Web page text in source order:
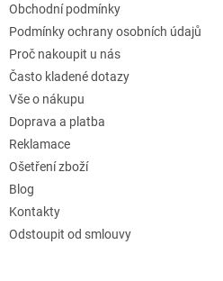
Obchodní podmínky
Podmínky ochrany osobních údajů
Proč nakoupit u nás
Často kladené dotazy
Vše o nákupu
Doprava a platba
Reklamace
Ošetření zboží
Blog
Kontakty
Odstoupit od smlouvy